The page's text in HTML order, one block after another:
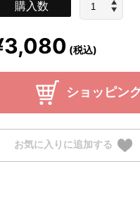
購入数
(税込)
ショッピン
お気に入りに追加する